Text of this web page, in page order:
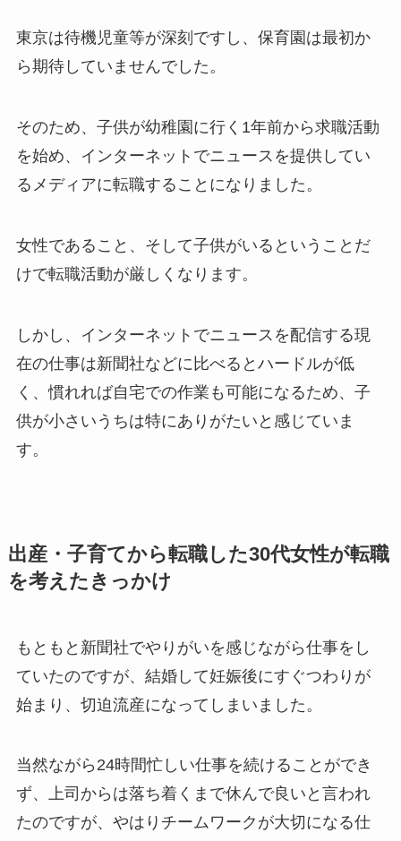
東京は待機児童等が深刻ですし、保育園は最初か
ら期待していませんでした。
そのため、子供が幼稚園に行く1年前から求職活動
を始め、インターネットでニュースを提供してい
るメディアに転職することになりました。
女性であること、そして子供がいるということだ
けで転職活動が厳しくなります。
しかし、インターネットでニュースを配信する現
在の仕事は新聞社などに比べるとハードルが低
く、慣れれば自宅での作業も可能になるため、子
供が小さいうちは特にありがたいと感じていま
す。
出産・子育てから転職した30代女性が転職
を考えたきっかけ
もともと新聞社でやりがいを感じながら仕事をし
ていたのですが、結婚して妊娠後にすぐつわりが
始まり、切迫流産になってしまいました。
当然ながら24時間忙しい仕事を続けることができ
ず、上司からは落ち着くまで休んで良いと言われ
たのですが、やはりチームワークが大切になる仕